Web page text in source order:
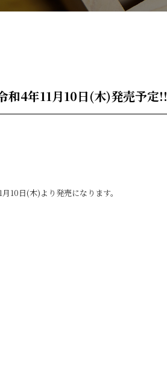
和4年11月10日(木)発売予定!!
10日(木)より発売になります。